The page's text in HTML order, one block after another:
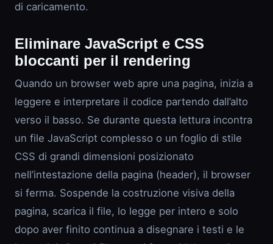
di caricamento.
Eliminare JavaScript e CSS
bloccanti per il rendering
Quando un browser web apre una pagina, inizia a
leggere e interpretare il codice partendo dall’alto
verso il basso. Se durante questa lettura incontra
un file JavaScript complesso o un foglio di stile
CSS di grandi dimensioni posizionato
nell’intestazione della pagina (header), il browser
si ferma. Sospende la costruzione visiva della
pagina, scarica il file, lo legge per intero e solo
dopo aver finito continua a disegnare i testi e le